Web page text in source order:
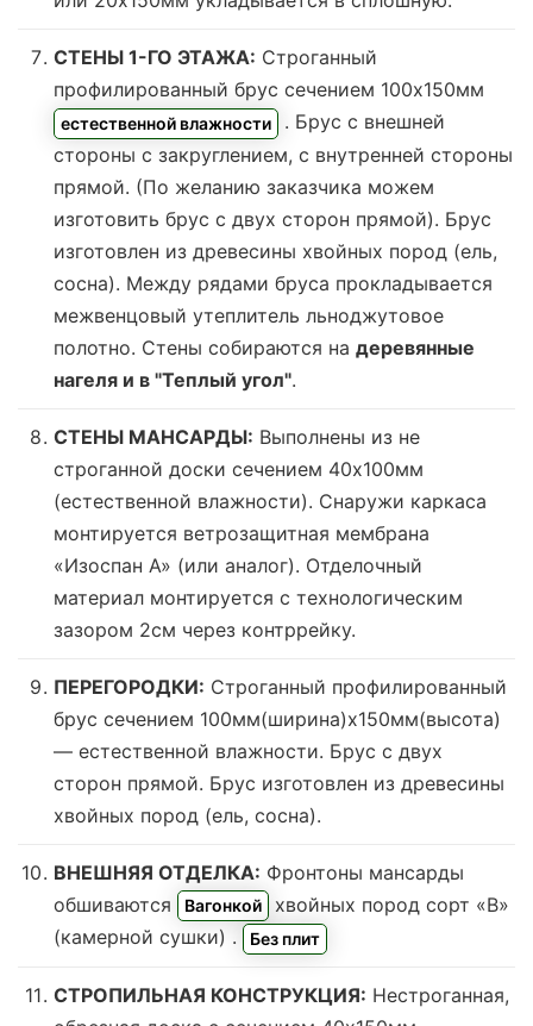
СТЕНЫ 1-ГО ЭТАЖА: Строганный
профилированный брус сечением 100х150мм
естественной влажности
. Брус с внешней
стороны с закруглением, с внутренней стороны
прямой. (По желанию заказчика можем
изготовить брус с двух сторон прямой). Брус
изготовлен из древесины хвойных пород (ель,
сосна). Между рядами бруса прокладывается
межвенцовый утеплитель льноджутовое
полотно. Стены собираются на деревянные
нагеля и в "Теплый угол".
СТЕНЫ МАНСАРДЫ: Выполнены из не
строганной доски сечением 40х100мм
(естественной влажности). Снаружи каркаса
монтируется ветрозащитная мембрана
«Изоспан А» (или аналог). Отделочный
материал монтируется с технологическим
зазором 2см через контррейку.
ПЕРЕГОРОДКИ: Строганный профилированный
брус сечением 100мм(ширина)x150мм(высота)
— естественной влажности. Брус с двух
сторон прямой. Брус изготовлен из древесины
хвойных пород (ель, сосна).
ВНЕШНЯЯ ОТДЕЛКА: Фронтоны мансарды
обшиваются
Вагонкой
хвойных пород сорт «В»
(камерной сушки) . Без плит
СТРОПИЛЬНАЯ КОНСТРУКЦИЯ: Нестроганная,